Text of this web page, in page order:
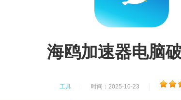
海鸥加速器电脑
工具 时间：2025-10-23